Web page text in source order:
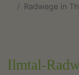
Radwege in
Ilmtal-